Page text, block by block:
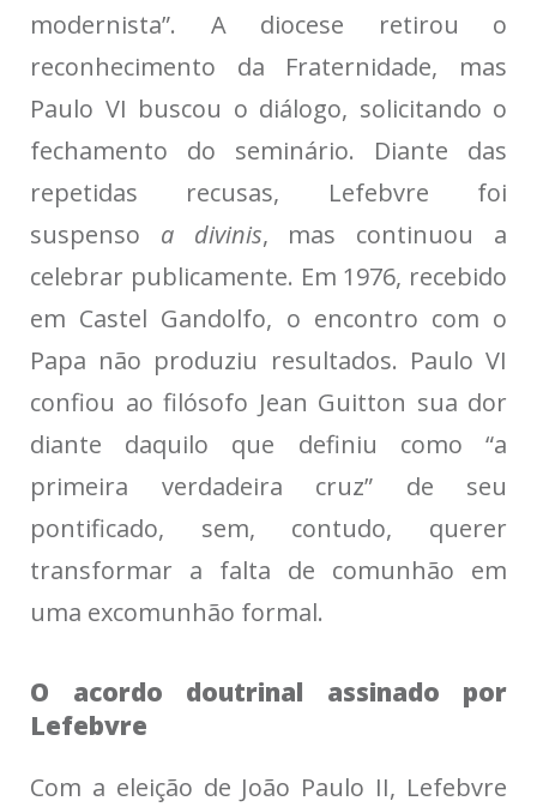
modernista”. A diocese retirou o
reconhecimento da Fraternidade, mas
Paulo VI buscou o diálogo, solicitando o
fechamento do seminário. Diante das
repetidas recusas, Lefebvre foi
suspenso a divinis, mas continuou a
celebrar publicamente. Em 1976, recebido
em Castel Gandolfo, o encontro com o
Papa não produziu resultados. Paulo VI
confiou ao filósofo Jean Guitton sua dor
diante daquilo que definiu como “a
primeira verdadeira cruz” de seu
pontificado, sem, contudo, querer
transformar a falta de comunhão em
uma excomunhão formal.
O acordo doutrinal assinado por
Lefebvre
Com a eleição de João Paulo II, Lefebvre